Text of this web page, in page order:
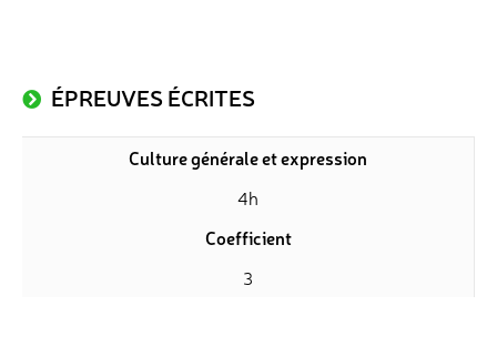
ÉPREUVES ÉCRITES
Culture générale et expression
4h
Coefficient
3